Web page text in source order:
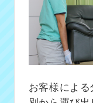
お客様によ